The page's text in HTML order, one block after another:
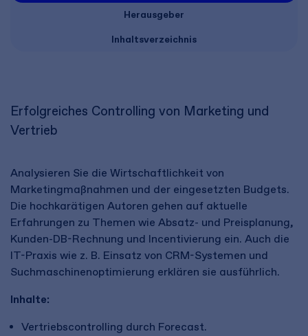
Herausgeber
Inhaltsverzeichnis
Erfolgreiches Controlling von Marketing und
Vertrieb
Analysieren Sie die Wirtschaftlichkeit von
Marketingmaßnahmen und der eingesetzten Budgets.
Die hochkarätigen Autoren gehen auf aktuelle
Erfahrungen zu Themen wie Absatz- und Preisplanung,
Kunden-DB-Rechnung und Incentivierung ein. Auch die
IT-Praxis wie z. B. Einsatz von CRM-Systemen und
Suchmaschinenoptimierung erklären sie ausführlich.
Inhalte:
Vertriebscontrolling durch Forecast.